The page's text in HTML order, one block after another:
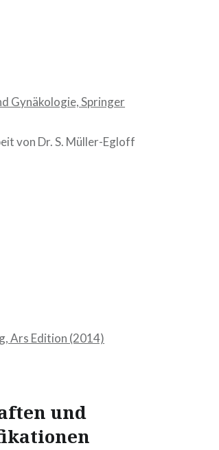
Gynäkologie, Springer
von Dr. S. Müller-Egloff
Ars Edition (2014)
und